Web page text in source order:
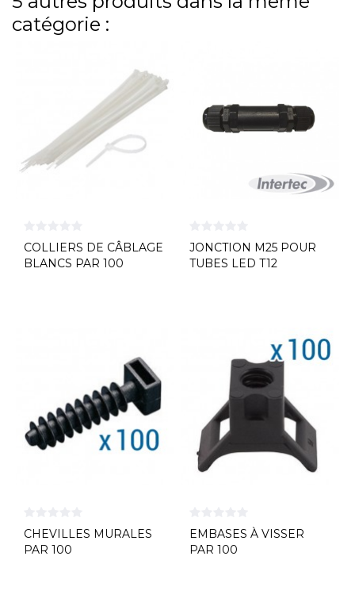
catégorie :
COLLIERS DE CÂBLAGE
BLANCS PAR 100
JONCTION M25 POUR
TUBES LED T12
CHEVILLES MURALES
PAR 100
EMBASES À VISSER
PAR 100